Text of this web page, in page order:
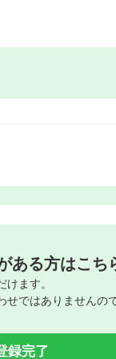
ある方はこち
ます。
ではありませんの
録完了